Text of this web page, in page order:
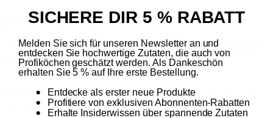
Verwendung
Die Kikkoman Sojasauce eignet sich ideal fürSushi, Sashimi
Ramen,Stir-Fry-Gerichteoder zum direkten Würzen am Tisch.
Sie passt perfekt zum Würzen von Geflügel, Fisch, Fleisch, Gemüse, Salat,
Pasta- und Reisgerichten.
SICHERE DIR 5 % RABATT
Melden Sie sich für unseren Newsletter an und
entdecken Sie hochwertige Zutaten, die auch von
Profiköchen geschätzt werden. Als Dankeschön
erhalten Sie 5 % auf Ihre erste Bestellung.
Entdecke als erster neue Produkte
Profitiere von exklusiven Abonnenten-Rabatten
Erhalte Insiderwissen über spannende Zutaten